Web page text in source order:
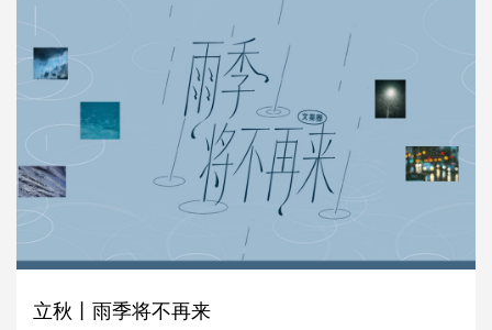
立秋丨雨季将不再来